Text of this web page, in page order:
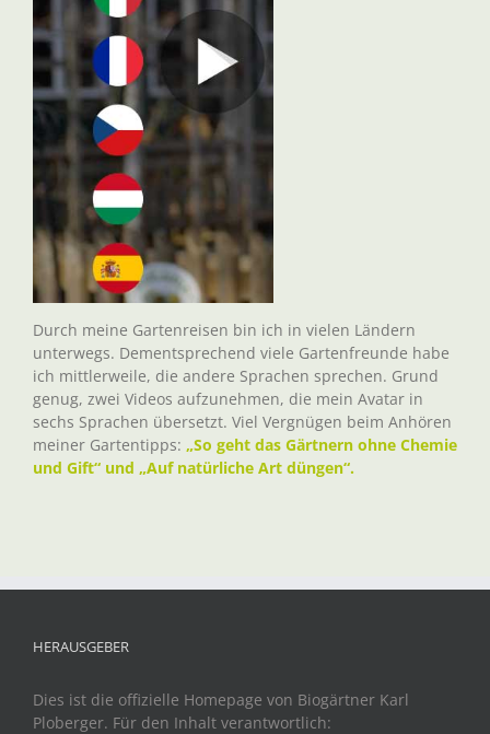
Durch meine Gartenreisen bin ich in vielen Ländern
unterwegs. Dementsprechend viele Gartenfreunde habe
ich mittlerweile, die andere Sprachen sprechen. Grund
genug, zwei Videos aufzunehmen, die mein Avatar in
sechs Sprachen übersetzt. Viel Vergnügen beim Anhören
meiner Gartentipps: „So geht das Gärtnern ohne Chemie
und Gift“ und „Auf natürliche Art düngen“.
HERAUSGEBER
Dies ist die offizielle Homepage von Biogärtner Karl
Ploberger. Für den Inhalt verantwortlich: